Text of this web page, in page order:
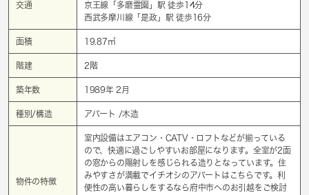
交通
京王線「 多磨霊園 」駅 徒歩14分
西武多摩川線「是政」駅 徒歩16分
面積 19.87㎡
階建 2階
築年数 1989年 2月
種別/構造 アパート /木造
物件の特徴
室内設備はエアコン・CATV・ロフトなどが揃っている
ので、快適に過ごしやすいお部屋になります。全室が2面
の窓からの陽射しを感じられる造りとなっています。住
みやすさが満載でイチオシのアパートはこちらです。利
便性の高い暮らしをするなら府中市へのお引越をご検討